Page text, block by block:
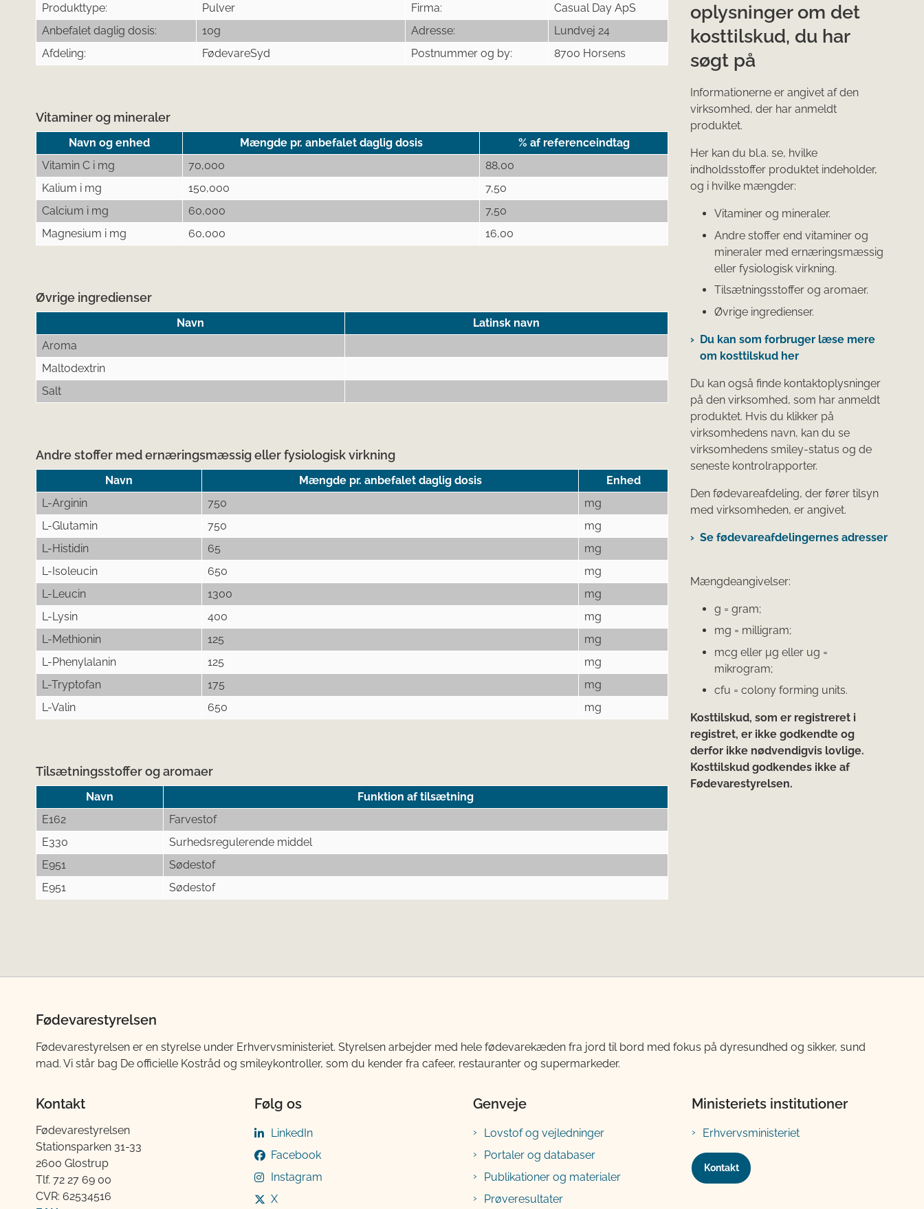
Produkttype:
Pulver Firma:
Casual Day ApS
Anbefalet daglig dosis:
10g Adresse:
Lundvej 24
Afdeling:
FødevareSyd Postnummer og by: 8700 Horsens
Vitaminer og mineraler
Navn og enhed Mængde pr. anbefalet daglig dosis
% af referenceindtag
Vitamin C i mg
70,000
88,00
Kalium i mg
150,000
7,50
Calcium i mg
60,000
7,50
Magnesium i mg
60,000 16,00
Øvrige ingredienser
Navn
Latinsk navn
Aroma
Maltodextrin
Salt
Andre stoffer med ernæringsmæssig eller fysiologisk virkning
Navn Mængde pr. anbefalet daglig dosis
Enhed
L-Arginin
750
mg
L-Glutamin
750
mg
L-Histidin
65
mg
L-Isoleucin
650
mg
L-Leucin
1300
mg
L-Lysin
400
mg
L-Methionin
125
mg
L-Phenylalanin
125
mg
L-Tryptofan
175
mg
L-Valin
650 mg
Tilsætningsstoffer og aromaer
Navn
Funktion af tilsætning
E162
Farvestof
E330
Surhedsregulerende middel
E951
Sødestof
E951
Sødestof
oplysninger om det
kosttilskud, du har
søgt på
Informationerne er angivet af den
virksomhed, der har anmeldt
produktet.
Her kan du bl.a. se, hvilke
indholdsstoffer produktet indeholder,
og i hvilke mængder:
Vitaminer og mineraler.
Andre stoffer end vitaminer og
mineraler med ernæringsmæssig
eller fysiologisk virkning.
Tilsætningsstoffer og aromaer.
Øvrige ingredienser.
Du kan som forbruger læse mere
om kosttilskud her
Du kan også finde kontaktoplysninger
på den virksomhed, som har anmeldt
produktet. Hvis du klikker på
virksomhedens navn, kan du se
virksomhedens smiley-status og de
seneste kontrolrapporter.
Den fødevareafdeling, der fører tilsyn
med virksomheden, er angivet.
Se fødevareafdelingernes adresser
Mængdeangivelser:
g = gram;
mg = milligram;
mcg eller μg eller ug =
mikrogram;
cfu = colony forming units.
Kosttilskud, som er registreret i
registret, er ikke godkendte og
derfor ikke nødvendigvis lovlige.
Kosttilskud godkendes ikke af
Fødevarestyrelsen.
Fødevarestyrelsen
Fødevarestyrelsen er en styrelse under Erhvervsministeriet. Styrelsen arbejder med hele fødevarekæden fra jord til bord med fokus på dyresundhed og sikker, sund
mad. Vi står bag De officielle Kostråd og smileykontroller, som du kender fra cafeer, restauranter og supermarkeder.
Kontakt
Fødevarestyrelsen
Stationsparken 31-33
2600 Glostrup
Tlf. 72 2​​​7 69 00
CVR: 62534516
Følg os
LinkedIn
Facebook
Instagram
X
Genveje
Lovstof og vejledninger
Portaler og databaser
Publikationer og materialer
Prøveresultater
Ministeriets institutioner
Erhvervsministeriet
Kontakt